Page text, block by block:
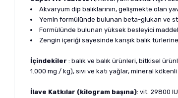
Akvaryum dip balıklarının, gelişmekte olan
Yemin formülünde bulunan beta-glukan ve
Formülünde bulunan yüksek besleyici
Zengin içeriği sayesinde karışık balık
İçindekiler : balık ve balık ürünleri, bitkisel
1.000 mg / kg), sıvı ve katı yağlar, mineral
İlave Katkılar (kilogram başına): vit. 29800